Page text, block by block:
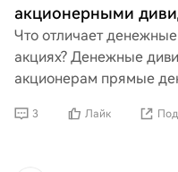
акционерными
Что отличает
акциях? Денежные
акционерам прямые
дивиденды в акциях
3 Лайк